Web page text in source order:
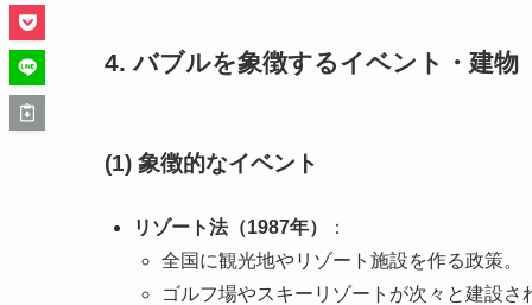
4. バブルを象徴するイベント・建物
(1) 象徴的なイベント
リゾート法（1987年）
：
全国に観光地やリゾート施設を作る政策。
ゴルフ場やスキーリゾートが次々と建設さ